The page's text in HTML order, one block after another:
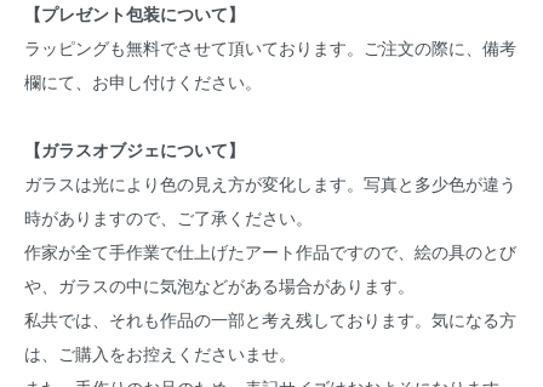
【プレゼント包装について】
ラッピングも無料でさせて頂いております。ご注文の際に、備考
欄にて、お申し付けください。
【ガラスオブジェについて】
ガラスは光により色の見え方が変化します。写真と多少色が違う
時がありますので、ご了承ください。
作家が全て手作業で仕上げたアート作品ですので、絵の具のとび
や、ガラスの中に気泡などがある場合があります。
私共では、それも作品の一部と考え残しております。気になる方
は、ご購入をお控えくださいませ。